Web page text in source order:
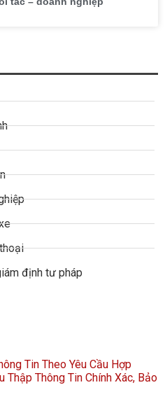
định tư pháp
Tin Theo Yêu Cầu Hợp
Thập Thông Tin Chính Xác, Bảo